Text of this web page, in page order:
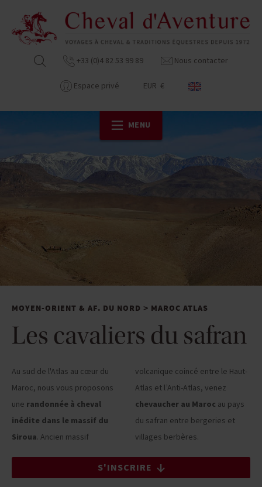
+33 (0)4 82 53 99 89 Nous contacter
Espace privé EUR €
MENU
MOYEN-ORIENT & AF. DU NORD > MAROC ATLAS
Les cavaliers du safran
Au sud de l'Atlas au cœur du
Maroc, nous vous proposons
une randonnée à cheval
inédite dans le massif du
Siroua. Ancien massif
volcanique coincé entre le Haut-
Atlas et l’Anti-Atlas, venez
chevaucher au Maroc au pays
du safran entre bergeries et
villages berbères.
S'INSCRIRE